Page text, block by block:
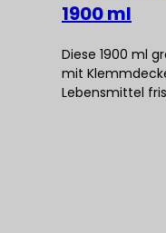
1900 ml
Diese 1900 ml
mit
Lebensmittel